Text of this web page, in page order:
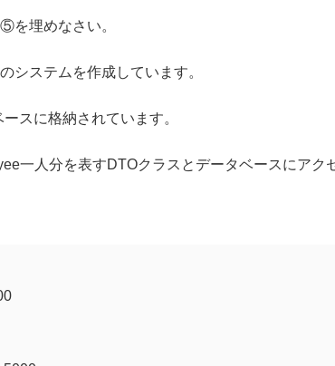
を埋めなさい。
システムを作成しています。
スに格納されています。
一人分を表すDTOクラスとデータベースにアク